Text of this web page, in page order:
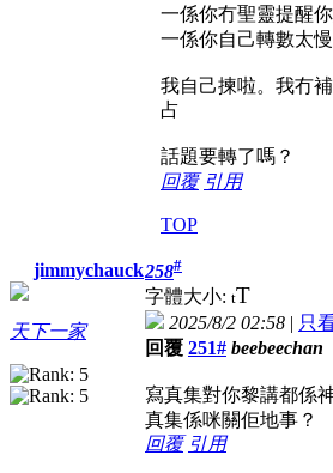
一係你冇聖靈提醒
一係你自己轉數太慢
我自己揀啦。我冇補
占
話題要轉了嗎？
回覆 引用
TOP
jimmychauck
天下一家
258#
字體大小: tT
2025/8/2 02:58 | 只
回覆 251# beebeechan
寫真集對你黎講都係
真集係咪關佢地事？
回覆 引用